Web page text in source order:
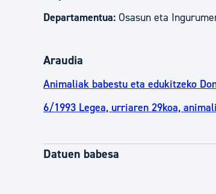
Departamentua: Osasun eta
Araudia
Animaliak babestu eta edukitzeko
6/1993 Legea, urriaren 29koa,
Datuen babesa